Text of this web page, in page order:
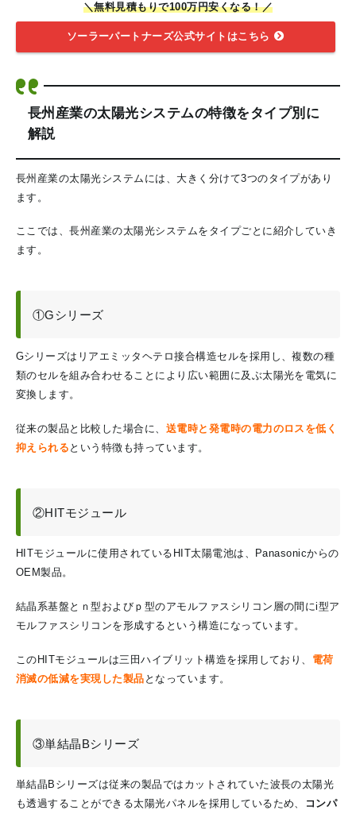
＼無料見積もりで100万円安くなる！／
ソーラーパートナーズ公式サイトはこちら
長州産業の太陽光システムの特徴をタイプ別に
解説
長州産業の太陽光システムには、大きく分けて3つのタイプがあり
ます。
ここでは、長州産業の太陽光システムをタイプごとに紹介していき
ます。
①Gシリーズ
Gシリーズはリアエミッタヘテロ接合構造セルを採用し、複数の種
類のセルを組み合わせることにより広い範囲に及ぶ太陽光を電気に
変換します。
従来の製品と比較した場合に、 送電時と発電時の電力のロスを低く
抑えられる という特徴も持っています。
②HITモジュール
HITモジュールに使用されているHIT太陽電池は、Panasonicからの
OEM製品。
結晶系基盤とｎ型およびｐ型のアモルファスシリコン層の間にi型ア
モルファスシリコンを形成するという構造になっています。
このHITモジュールは三田ハイブリット構造を採用しており、 電荷
消滅の低減を実現した製品 となっています。
③単結晶Bシリーズ
単結晶Bシリーズは従来の製品ではカットされていた波長の太陽光
も透過することができる太陽光パネルを採用しているため、
コンパ